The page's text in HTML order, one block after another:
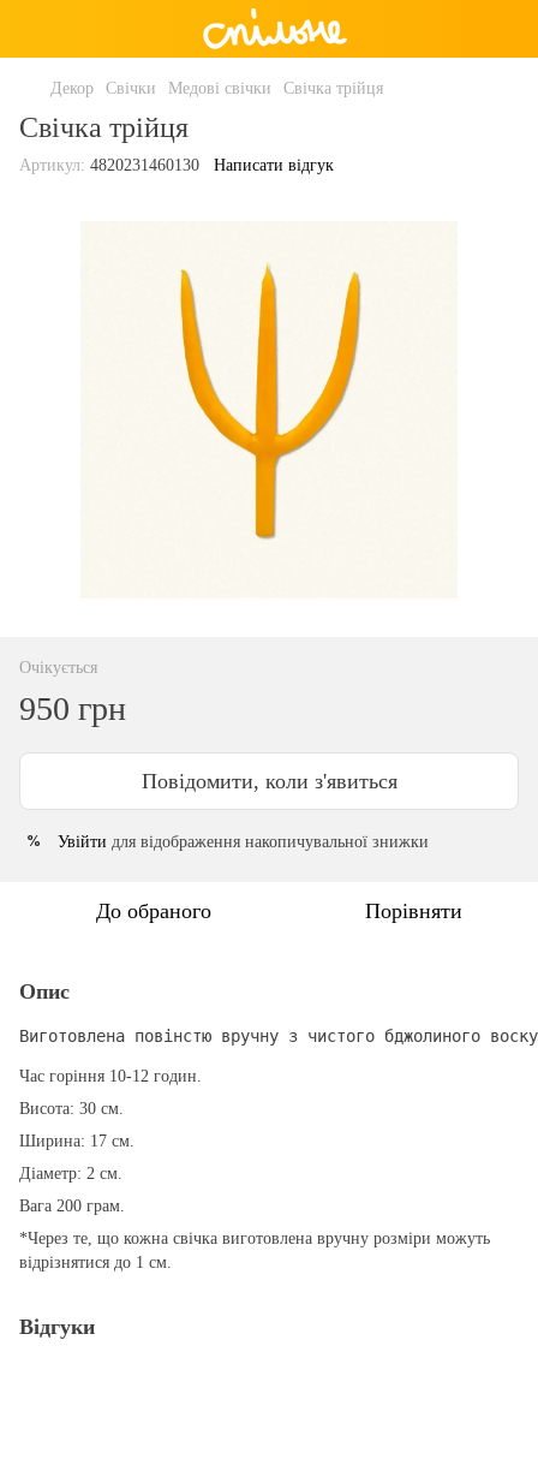
Декор Свічки Медові свічки Свічка трійця
Свічка трійця
Артикул: 4820231460130 Написати відгук
Очікується
950 грн
Повідомити, коли з'явиться
% Увійти для відображення накопичувальної знижки
До обраного Порівняти
Опис
Виготовлена повінстю вручну з чистого бджолиного
Час горіння 10-12 годин.
Висота: 30 см.
Ширина: 17 см.
Діаметр: 2 см.
Вага 200 грам.
*Через те, що кожна свічка виготовлена вручну розміри можуть
відрізнятися до 1 см.
Відгуки